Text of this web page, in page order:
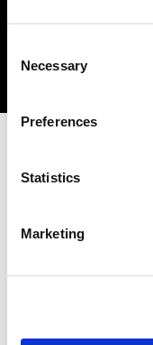
Selection
Necessary
Preferences
Statistics
Marketing